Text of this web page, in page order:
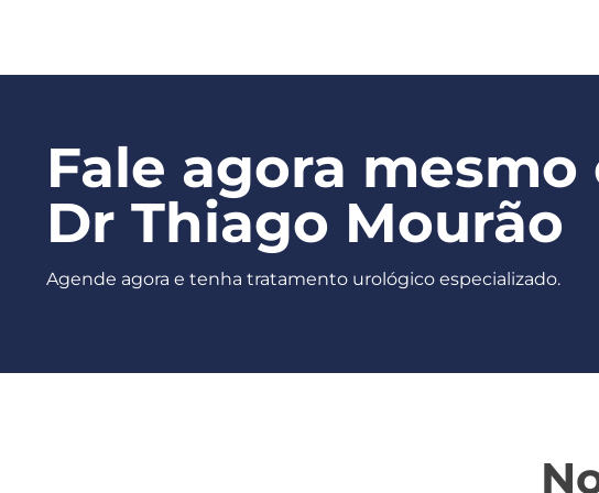
Fale agora mesmo
Dr Thiago Mourão
Agende agora e tenha tratamento urológico especializado.